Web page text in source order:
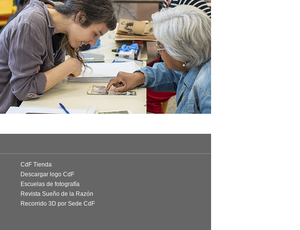
CdF Tienda
Descargar logo CdF
Escuelas de fotografía
Revista Sueño de la Razón
Recorrido 3D por Sede CdF